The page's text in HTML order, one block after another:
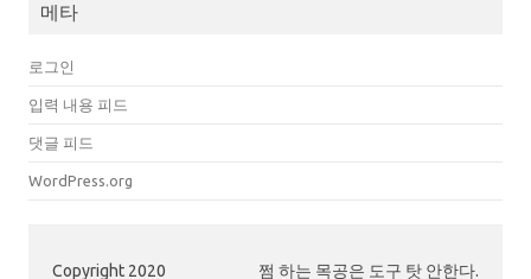
메타
로그인
입력 내용 피드
댓글 피드
WordPress.org
Copyright 2020 쩜 하는 목공은 도구 탓 안한다.